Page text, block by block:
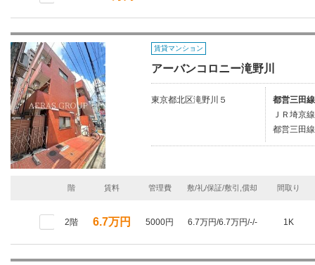
賃貸マンション
アーバンコロニー滝野川
東京都北区滝野川５
都営三田
ＪＲ埼京
都営三田
階 賃料 管理費 敷/礼/保証/敷引,償却 間取り
2階 6.7万円 5000円 6.7万円/6.7万円/-/- 1K